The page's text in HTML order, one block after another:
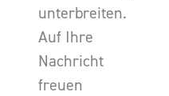
unterbreiten.
Auf Ihre
Nachricht
freuen